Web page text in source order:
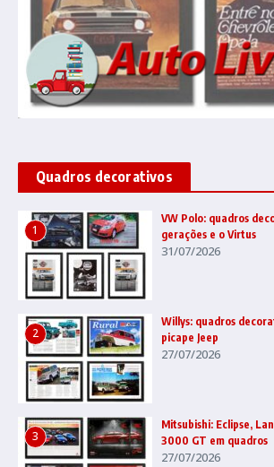
Quadros decorativos
1
VW Polo: quadros
gerações e o Virtus
31/07/2026
2
Willys: quadros
picape Jeep
27/07/2026
3
Mitsubishi: Eclipse,
3000 GT em quadros
27/07/2026